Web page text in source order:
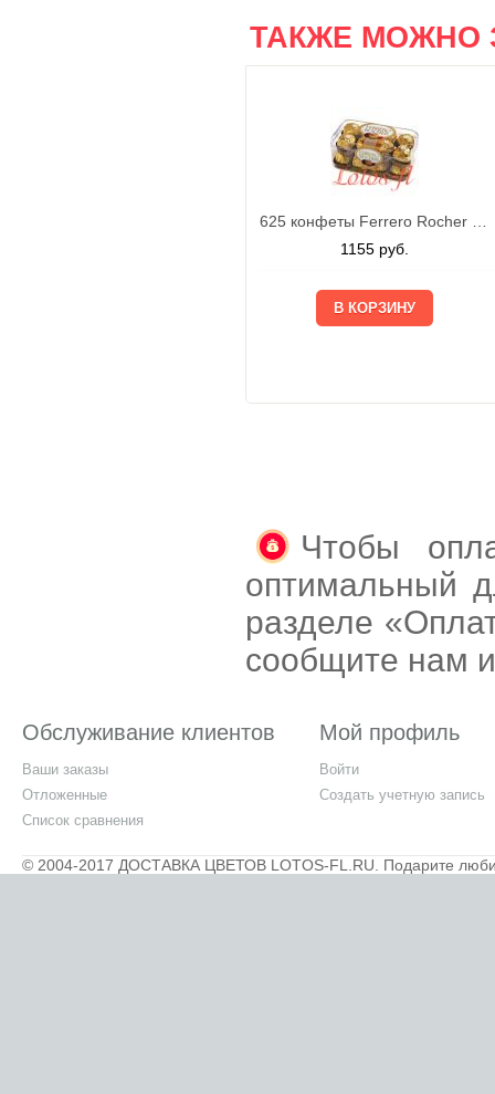
ТАКЖЕ МОЖНО
625 конфеты Ferrero Rocher 200г
1155 руб.
Чтобы
оптимальный
разделе
сообщите нам
Обслуживание клиентов
Ваши заказы
Отложенные
Список сравнения
Мой профиль
Войти
Создать учетную запись
© 2004-2017 ДОСТАВКА ЦВЕТОВ LOTOS-FL.RU. Подарите